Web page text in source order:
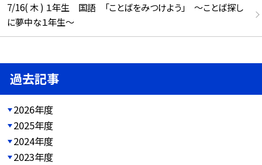
7/16( 木 ) １年生 国語 「ことばをみつけよう」 ～ことば探し
に夢中な１年生～
過去記事
2026年度
2025年度
2024年度
2023年度